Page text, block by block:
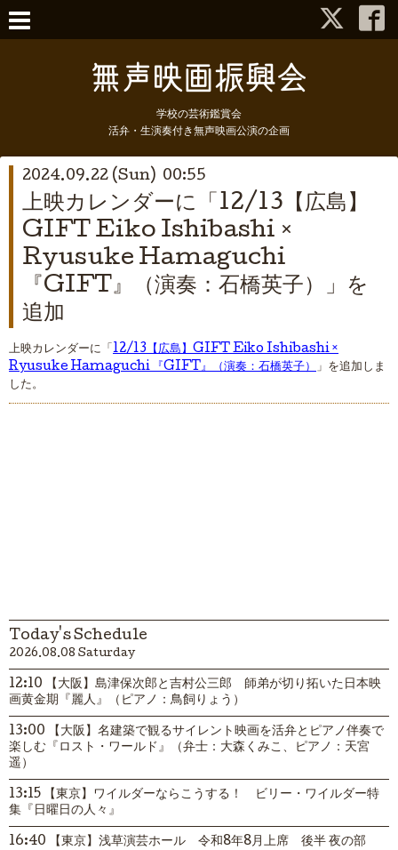
学校の芸術鑑賞会
活弁・生演奏付き無声映画公演の企画
2024.09.22 (Sun) 00:55
上映カレンダーに「12/13【広島】
GIFT Eiko Ishibashi ×
Ryusuke Hamaguchi
『GIFT』（演奏：石橋英子）」を
追加
上映カレンダーに「 12/13【広島】GIFT Eiko Ishibashi ×
Ryusuke Hamaguchi 『GIFT』（演奏：石橋英子） 」を追加しま
した。
Today's Schedule
2026.08.08 Saturday
12:10 【大阪】島津保次郎と吉村公三郎 師弟が切り拓いた日本映
画黄金期『麗人』（ピアノ：鳥飼りょう）
13:00 【大阪】名建築で観るサイレント映画を活弁とピアノ伴奏で
楽しむ『ロスト・ワールド』（弁士：大森くみこ、ピアノ：天宮
遥）
13:15 【東京】ワイルダーならこうする！ ビリー・ワイルダー特
集『日曜日の人々』
16:40 【東京】浅草演芸ホール 令和8年8月上席 後半 夜の部